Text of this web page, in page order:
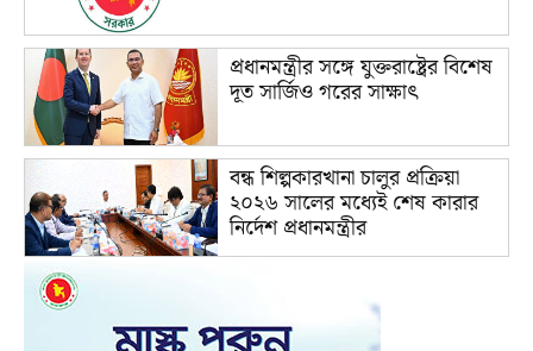
প্রধানমন্ত্রীর সঙ্গে যুক্তরাষ্ট্রের বিশেষ
দূত সার্জিও গরের সাক্ষাৎ
বন্ধ শিল্পকারখানা চালুর প্রক্রিয়া
২০২৬ সালের মধ্যেই শেষ কারার
নির্দেশ প্রধানমন্ত্রীর